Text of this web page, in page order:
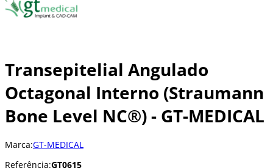
Transepitelial Angulado
Octagonal Interno (Straumann
Bone Level NC®) - GT-MEDICAL
Marca:GT-MEDICAL
Referência:GT0615